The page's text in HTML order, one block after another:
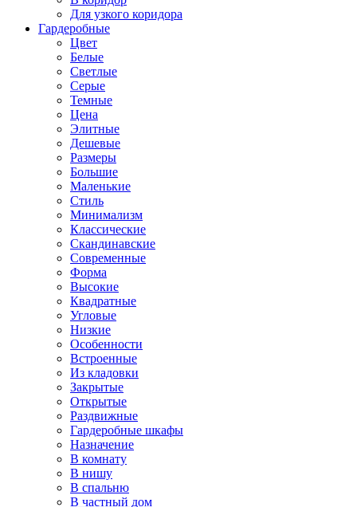
Для узкого коридора
Гардеробные
Цвет
Белые
Светлые
Серые
Темные
Цена
Элитные
Дешевые
Размеры
Большие
Маленькие
Стиль
Минимализм
Классические
Скандинавские
Современные
Форма
Высокие
Квадратные
Угловые
Низкие
Особенности
Встроенные
Из кладовки
Закрытые
Открытые
Раздвижные
Гардеробные шкафы
Назначение
В комнату
В нишу
В спальню
В частный дом